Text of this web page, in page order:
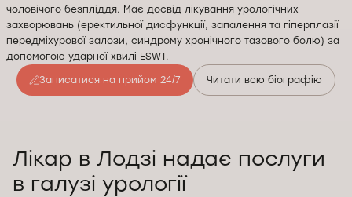
чоловічого безпліддя. Має досвід лікування урологічних
захворювань (еректильної дисфункції, запалення та гіперплазії
передміхурової залози, синдрому хронічного тазового болю) за
допомогою ударної хвилі ESWT.
Записатися на прийом 24/7 Читати всю біографію
Лікар в Лодзі надає послуги
в галузі урології